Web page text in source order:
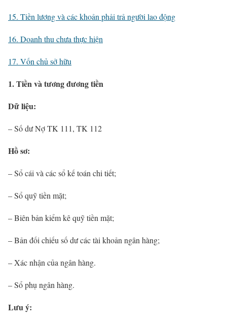
15. Tiền lương và các khoản phải trả người lao động
16. Doanh thu chưa thực hiện
17. Vốn chủ sở hữu
1. Tiền và tương đương tiền
Dữ liệu:
– Số dư Nợ TK 111, TK 112
Hồ sơ:
– Sổ cái và các sổ kế toán chi tiết;
– Sổ quỹ tiền mặt;
– Biên bản kiểm kê quỹ tiền mặt;
– Bản đối chiếu số dư các tài khoản ngân hàng;
– Xác nhận của ngân hàng.
– Sổ phụ ngân hàng.
Lưu ý: